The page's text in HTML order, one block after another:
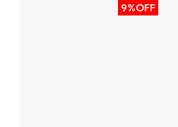
9%OFF